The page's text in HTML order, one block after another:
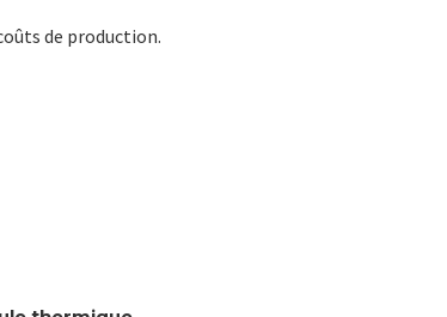
de production.